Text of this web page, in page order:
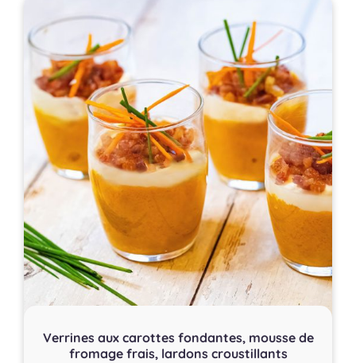
Verrines aux carottes fondantes, mousse de
fromage frais, lardons croustillants